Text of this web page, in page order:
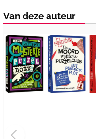
Van deze auteur